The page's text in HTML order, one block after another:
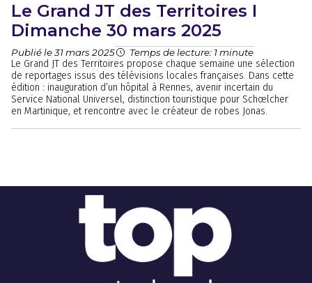
Le Grand JT des Territoires I
Dimanche 30 mars 2025
Publié le 31 mars 2025 Temps de lecture: 1 minute
Le Grand JT des Territoires propose chaque semaine une sélection
de reportages issus des télévisions locales françaises. Dans cette
édition : inauguration d’un hôpital à Rennes, avenir incertain du
Service National Universel, distinction touristique pour Schœlcher
en Martinique, et rencontre avec le créateur de robes Jonas.